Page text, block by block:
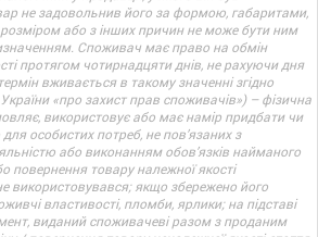
не задовольнив його за формою, габаритами,
або з інших причин не може бути ним
Споживач має право на обмін
протягом чотирнадцяти днів, не рахуючи дня
вживається в такому значенні згідно
«про захист прав споживачів») – фізична
використовує або має намір придбати чи
особистих потреб, не пов’язаних з
або виконанням обов’язків найманого
повернення товару належної якості
використовувався; якщо збережено його
властивості, пломби, ярлики; на підставі
виданий споживачеві разом з проданим